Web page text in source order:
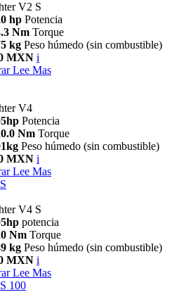
V2 S
hp Potencia
Nm Torque
kg Peso húmedo (sin combustible)
MXN i
Lee Mas
V4
Potencia
Nm Torque
Peso húmedo (sin combustible)
MXN i
Lee Mas
V4 S
potencia
Nm Torque
kg Peso húmedo (sin combustible)
MXN i
Lee Mas
100